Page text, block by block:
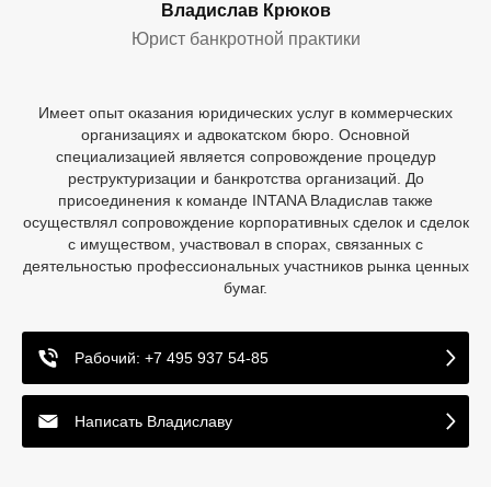
Владислав Крюков
Юрист банкротной практики
Имеет опыт оказания юридических услуг в коммерческих
организациях и адвокатском бюро. Основной
специализацией является сопровождение процедур
реструктуризации и банкротства организаций. До
присоединения к команде INTANA Владислав также
осуществлял сопровождение корпоративных сделок и сделок
с имуществом, участвовал в спорах, связанных с
деятельностью профессиональных участников рынка ценных
бумаг.
Рабочий: +7 495 937 54-85
Написать Владиславу